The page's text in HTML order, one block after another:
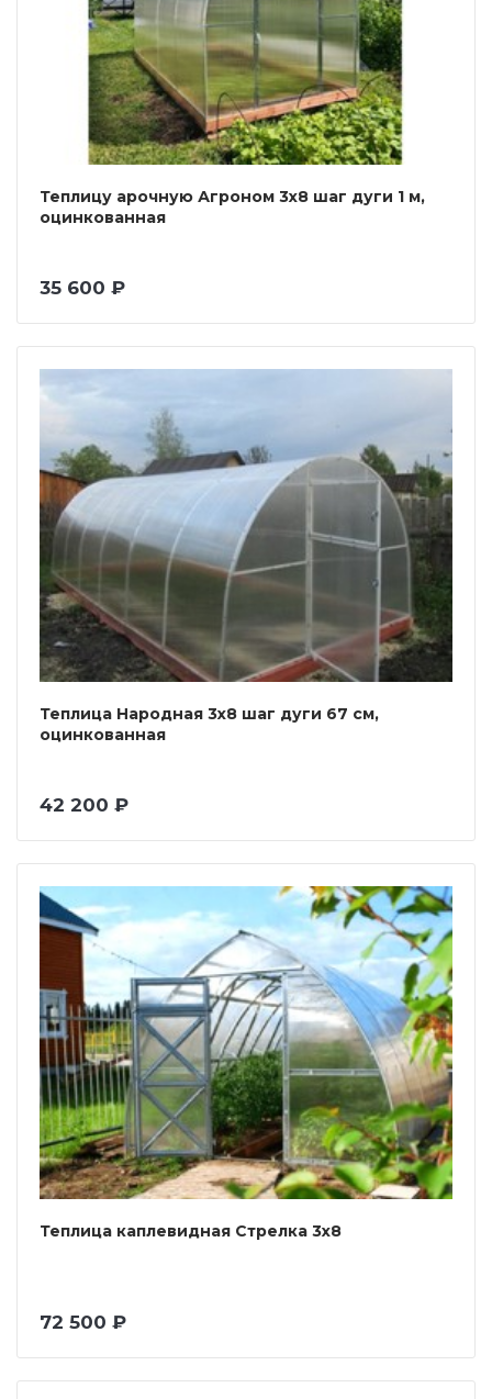
Теплицу арочную Агроном 3х8 шаг дуги 1 м,
оцинкованная
35 600 ₽
Теплица Народная 3х8 шаг дуги 67 см,
оцинкованная
42 200 ₽
Теплица каплевидная Стрелка 3х8
72 500 ₽